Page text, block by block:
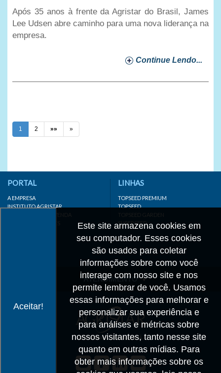
Após 35 anos à frente da Agristar do Brasil, James
Lee Udsen abre caminho para uma nova liderança na
empresa.
Continue Lendo...
1 2 »» »
Aceitar!
Este site armazena cookies em
seu computador. Esses cookies
são usados para coletar
informações sobre como você
interage com nosso site e nos
permite lembrar de você. Usamos
essas informações para melhorar e
personalizar sua experiência e
para análises e métricas sobre
nossos visitantes, tanto nesse site
quanto em outras mídias. Para
obter mais informações sobre os
PORTAL
A EMPRESA
INSTITUTO AGRISTAR
DISTRIBUIDOR/REVENDA
LINKS IMPORTANTES
LINHAS
TOPSEED PREMIUM
TOPSEED
TOPSEED GARDEN
SUPERSEED
ATENDIMENTO
CADASTRO
TRABALHE CONOSCO